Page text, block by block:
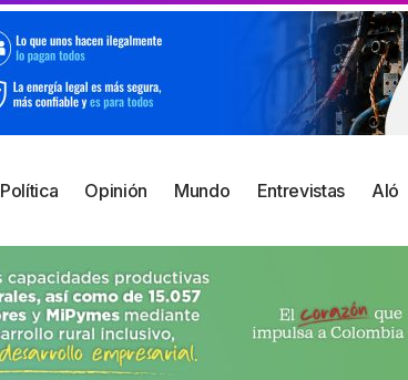
Política Opinión Mundo Entrevistas Aló